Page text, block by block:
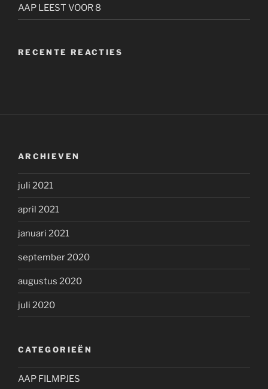
AAP LEEST VOOR 8
RECENTE REACTIES
ARCHIEVEN
juli 2021
april 2021
januari 2021
september 2020
augustus 2020
juli 2020
CATEGORIEËN
AAP FILMPJES